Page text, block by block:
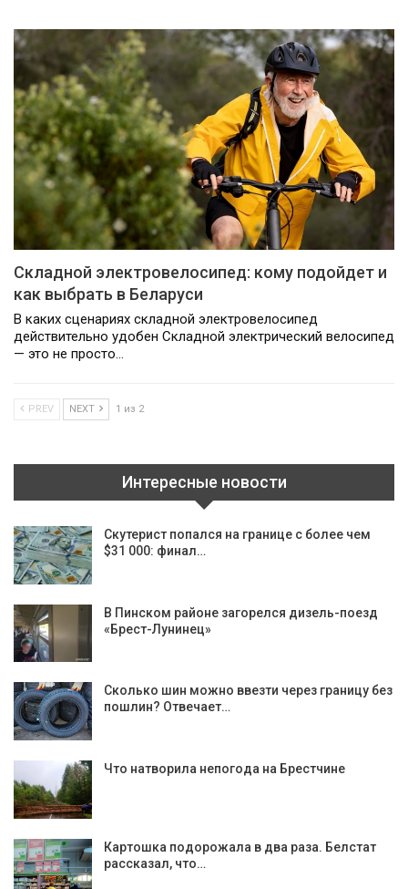
Складной электровелосипед: кому подойдет и
как выбрать в Беларуси
В каких сценариях складной электровелосипед
действительно удобен Складной электрический велосипед
— это не просто…
PREV NEXT 1 из 2
Интересные новости
Скутерист попался на границе с более чем
$31 000: финал…
В Пинском районе загорелся дизель-поезд
«Брест-Лунинец»
Сколько шин можно ввезти через границу без
пошлин? Отвечает…
Что натворила непогода на Брестчине
Картошка подорожала в два раза. Белстат
рассказал, что…